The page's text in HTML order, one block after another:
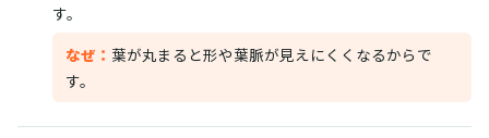
す。
なぜ： 葉が丸まると形や葉脈が見えにくくなるからで
す。